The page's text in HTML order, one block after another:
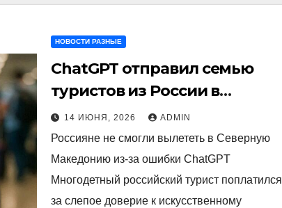
НОВОСТИ РАЗНЫЕ
ChatGPT отправил семью
туристов из России в
ловушку
14 ИЮНЯ, 2026 ADMIN
Россияне не смогли вылететь в Северную
Македонию из-за ошибки ChatGPT
Многодетный российский турист поплатился
за слепое доверие к искусственному